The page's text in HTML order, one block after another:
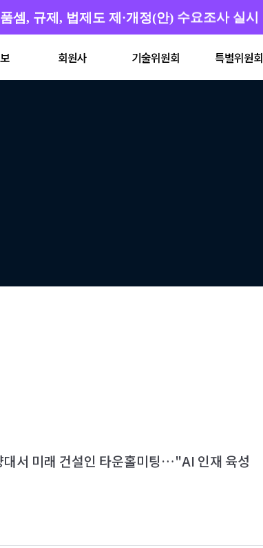
셈, 규제, 법제도 제·개정(안) 수요조사 실시
회원사 기술위원회 특별위원회
서 미래 건설인 타운홀미팅…"AI 인재 육성